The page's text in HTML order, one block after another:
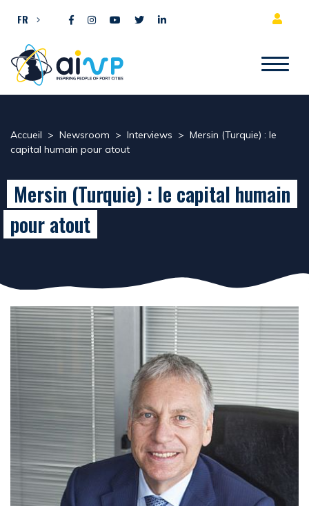
FR
Accueil > Newsroom > Interviews > Mersin (Turquie) : le
capital humain pour atout
Mersin (Turquie) : le capital humain
pour atout